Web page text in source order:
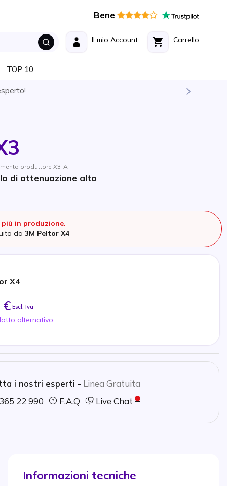
Bene
Carrello
Il mio Account
TOP 10
produttore X3-A
di attenuazione alto
in produzione.
da 3M Peltor X4
X4
€ Escl. Iva
alternativo
i nostri esperti - Linea Gratuita
22 990
F.A.Q Live Chat
Informazioni tecniche